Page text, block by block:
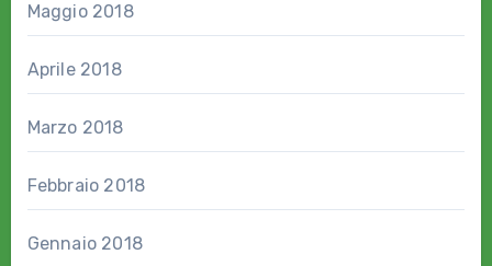
Maggio 2018
Aprile 2018
Marzo 2018
Febbraio 2018
Gennaio 2018